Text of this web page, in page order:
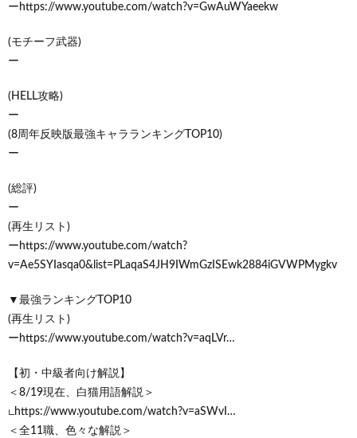
ーhttps://www.youtube.com/watch?v=GwAuWYaeekw
(モチーフ武器)
ー
(HELL攻略)
ー
(8周年反映版最強キャラランキングTOP10)
ー
(総評)
ー
(再生リスト)
ーhttps://www.youtube.com/watch?
v=Ae5SYIasqa0&list=PLaqaS4JH9IWmGzISEwk2884iGVWPMygkv
▼最強ランキングTOP10
(再生リスト)
ーhttps://www.youtube.com/watch?v=aqLVr…
【初・中級者向け解説】
＜8/19現在、白猫用語解説＞
∟https://www.youtube.com/watch?v=aSWvI…
＜全11職、色々な解説＞